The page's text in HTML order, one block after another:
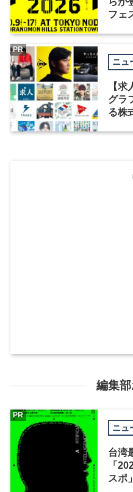
フェ
ニュ
【
グラ
る株
PR
編集
ニュ
台湾
「
スポ
PR